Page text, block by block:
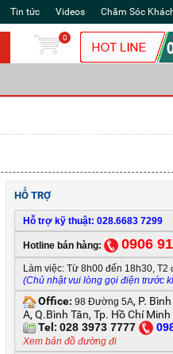
Tin tức Videos Chăm Sóc
0
HỖ TRỢ
Hỗ trợ kỹ thuật: 028.6683 7299
Hotline bán hàng: 0906
Làm việc: Từ 8h00 đến 18h30, T2
(Chủ nhật vui lòng gọi điện trước
Office: 98 Đường 5A, P.
A, Q.Bình Tân, Tp. Hồ Chí Minh
Tel:028 3973 7777 0
Xem bản đồ đường đi